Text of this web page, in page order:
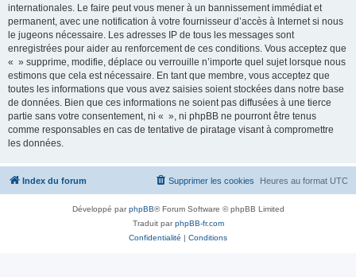
internationales. Le faire peut vous mener à un bannissement immédiat et
permanent, avec une notification à votre fournisseur d’accès à Internet si nous
le jugeons nécessaire. Les adresses IP de tous les messages sont
enregistrées pour aider au renforcement de ces conditions. Vous acceptez que
« » supprime, modifie, déplace ou verrouille n’importe quel sujet lorsque nous
estimons que cela est nécessaire. En tant que membre, vous acceptez que
toutes les informations que vous avez saisies soient stockées dans notre base
de données. Bien que ces informations ne soient pas diffusées à une tierce
partie sans votre consentement, ni « », ni phpBB ne pourront être tenus
comme responsables en cas de tentative de piratage visant à compromettre
les données.
Index du forum Heures au format UTC
Supprimer les cookies
Développé parphpBB® Forum Software © phpBB Limited
Traduit parphpBB-fr.com
Confidentialité | Conditions